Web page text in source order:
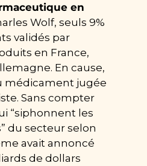
en
Wolf, seuls 9%
validés par
en France,
En cause,
médicament jugée
Sans compter
“siphonnent les
du secteur selon
avait annoncé
de dollars